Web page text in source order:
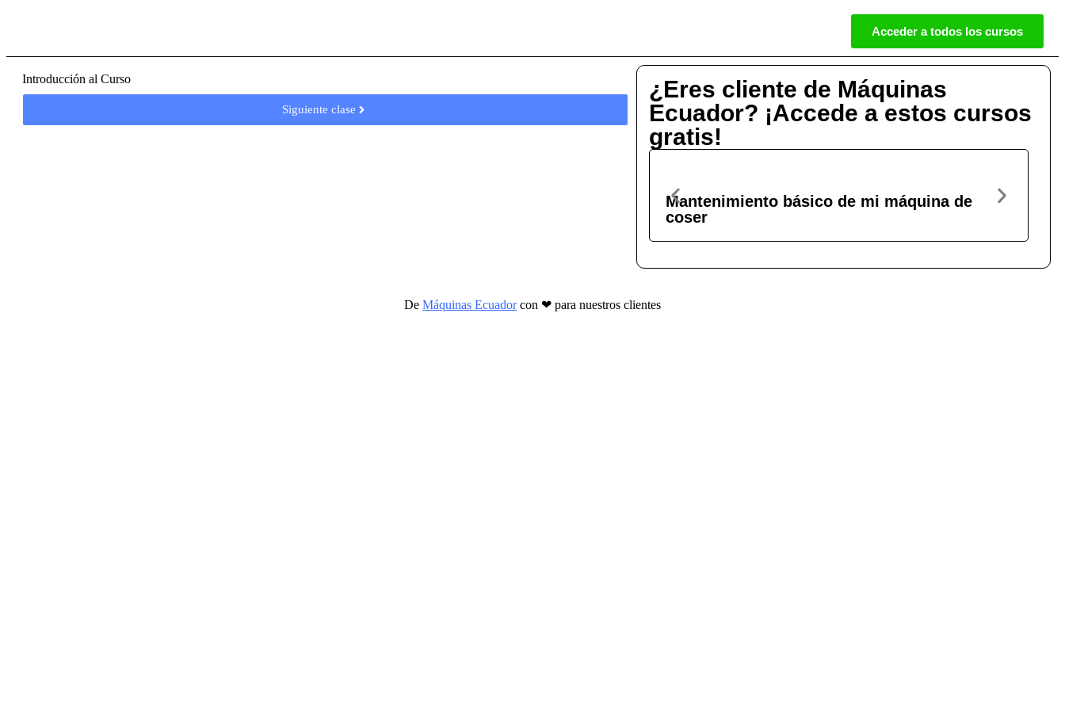
Acceder a todos los cursos
Introducción al Curso
Siguiente clase
¿Eres cliente de Máquinas
Ecuador? ¡Accede a estos cursos
gratis!
Curso Online
Mantenimiento básico de mi máquina de
coser
De Máquinas Ecuadorcon ❤ para nuestros clientes